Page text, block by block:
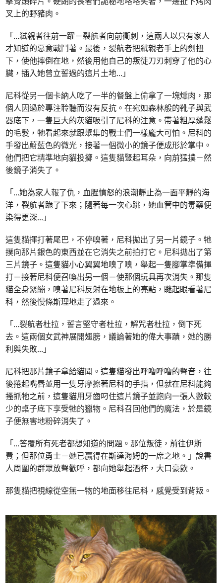
叉上的野豬肉。
「...弒親者往前一躍－裂航者向前衝刺，這兩人以只有家人
才知道的惡意戰鬥著。最後，裂航者把弒親者手上的劍扭
下，使他摔倒在地，然後用他自己的叛徒刀刃刺穿了他的心
臟，插入她曾立誓過的這片土地... 」
尼科從另一個卡納人吃了一半的餐盤上偷拿了一塊燻肉，那
個人因過於專注聆聽而沒有反抗。在宛如森林般的靴子與武
器底下，一隻巨大的灰貓吸引了尼科的注意。帶著粗厚蓬鬆
的毛髮，牠看起來就跟聚集的戰士們一樣龐大可怕。尼科的
手發出蔚藍色的微光，接著一個微小的鏡子便成形於掌中。
他們把它精準地向貓投擲。這隻貓豎起耳朵，向前猛撲－然
後鏡子消失了。
「...她為家人報了仇，血腥憤怒的浪潮靜止為一面平靜的海
洋，裂航者跪了下來；隨著每一次心跳，她血管中的毒藥便
染得更深... 」
這隻貓揮打著尾巴，不停嗅著，尼科拋出了另一片鏡子。牠
撲向那片銀色的東西並在它消失之前拍打它。尼科拋出了第
三片鏡子。這隻貓小心翼翼地嗅了嗅，舉起一隻腳掌準備揮
打－接著尼科便召喚出另一個－使那個玩具再次消失。那隻
貓全身緊繃，嗅著尼科反射在地板上的亮點，瞇起眼看著尼
科，然後慢條斯理地走了過來。
「...裂航者杜拉，誓言堅守者杜拉，解咒者杜拉，倒下死
去。這兩個女武神展開翅膀，議論著她的偉大事蹟，她的勝
利與失敗... 」
尼科把那片鏡子拿給貓聞。這隻貓發出呼嚕呼嚕的聲音，往
後捲起嘴唇並用一隻牙摩擦著尼科的手指，但就在尼科能夠
搔抓牠之前，這隻貓用牙齒叼住這片鏡子並跑向一張人數較
少的桌子底下享受牠的獵物。尼科召回他們的魔法，於是鏡
子便無害地粉碎消失了。
「...答覆所有死者都想知道的問題。那位叛徒，前往伊斯
費；但那位勇士－她已贏得在斯達海姆的一席之地。」說書
人周圍的群眾放聲歡呼，都向她舉起酒杯，大口豪飲。
那隻貓把視線從空無一物的地面移往尼科，感覺受到背叛。